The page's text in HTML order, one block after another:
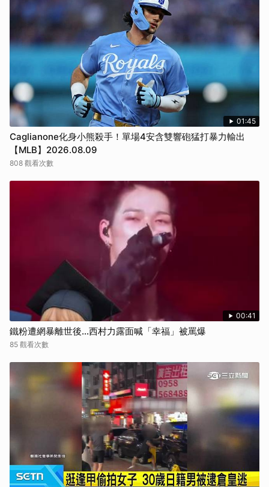
01:45
Caglianone化身小熊殺手！單場4安含雙響砲猛打暴力輸出
【MLB】2026.08.09
808 觀看次數
00:41
鐵粉遭網暴離世後...西村力露面喊「幸福」被罵爆
85 觀看次數